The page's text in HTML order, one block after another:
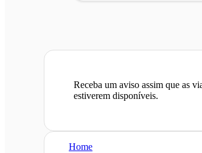
Receba um aviso assim que as
estiverem disponíveis.
Home